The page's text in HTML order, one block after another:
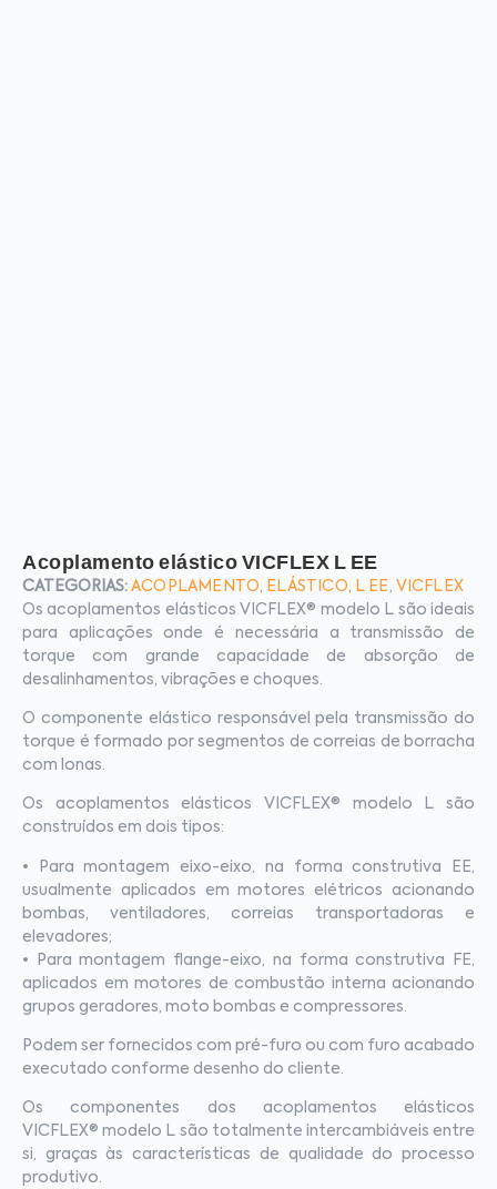
Acoplamento elástico VICFLEX L EE
CATEGORIAS: ACOPLAMENTO ELÁSTICO L EE VICFLEX
Os acoplamentos elásticos VICFLEX® modelo L são ideais
para aplicações onde é necessária a transmissão de
torque com grande capacidade de absorção de
desalinhamentos, vibrações e choques.
O componente elástico responsável pela transmissão do
torque é formado por segmentos de correias de borracha
com lonas.
Os acoplamentos elásticos VICFLEX® modelo L são
construídos em dois tipos:
• Para montagem eixo-eixo, na forma construtiva EE,
usualmente aplicados em motores elétricos acionando
bombas, ventiladores, correias transportadoras e
elevadores;
• Para montagem flange-eixo, na forma construtiva FE,
aplicados em motores de combustão interna acionando
grupos geradores, moto bombas e compressores.
Podem ser fornecidos com pré-furo ou com furo acabado
executado conforme desenho do cliente.
Os componentes dos acoplamentos elásticos
VICFLEX® modelo L são totalmente intercambiáveis entre
si, graças às características de qualidade do processo
produtivo.